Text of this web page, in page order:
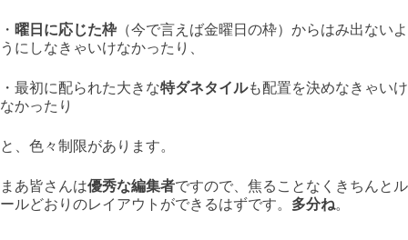
・ 曜日に応じた枠 （今で言えば金曜日の枠）からはみ出ないよ
うにしなきゃいけなかったり、
・最初に配られた大きな特ダネタイルも配置を決めなきゃいけ
なかったり
と、色々制限があります。
まあ皆さんは優秀な編集者ですので、焦ることなくきちんとル
ールどおりのレイアウトができるはずです。 多分ね。